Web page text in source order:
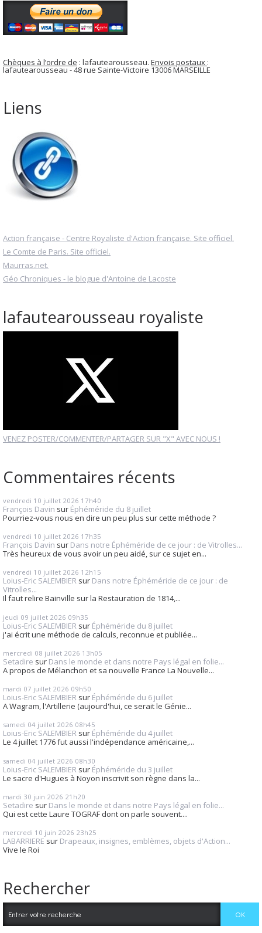
Chèques à l’ordre de : lafautearousseau. Envois postaux :
lafautearousseau - 48 rue Sainte-Victoire 13006 MARSEILLE
Liens
Action française - Centre Royaliste d'Action française. Site officiel.
Le Comte de Paris. Site officiel.
Maurras.net.
Géo Chroniques - le blogue d'Antoine de Lacoste
lafautearousseau royaliste
VENEZ POSTER/COMMENTER/PARTAGER SUR "X" AVEC NOUS !
Commentaires récents
vendredi 10 juillet 2026 17h40
François Davin sur Éphéméride du 8 juillet
Pourriez-vous nous en dire un peu plus sur cette méthode ?
vendredi 10 juillet 2026 17h35
François Davin sur Dans notre Éphéméride de ce jour : de Vitrolles...
Très heureux de vous avoir un peu aidé, sur ce sujet en...
vendredi 10 juillet 2026 12h15
Loius-Eric SALEMBIER sur Dans notre Éphéméride de ce jour : de
Vitrolles...
Il faut relire Bainville sur la Restauration de 1814,...
jeudi 09 juillet 2026 09h35
Loius-Eric SALEMBIER sur Éphéméride du 8 juillet
j'ai écrit une méthode de calculs, reconnue et publiée...
mercredi 08 juillet 2026 13h05
Setadire sur Dans le monde et dans notre Pays légal en folie...
A propos de Mélanchon et sa nouvelle France La Nouvelle...
mardi 07 juillet 2026 09h50
Loius-Eric SALEMBIER sur Éphéméride du 6 juillet
A Wagram, l'Artillerie (aujourd'hui, ce serait le Génie...
samedi 04 juillet 2026 08h45
Loius-Eric SALEMBIER sur Éphéméride du 4 juillet
Le 4 juillet 1776 fut aussi l'indépendance américaine,...
samedi 04 juillet 2026 08h30
Loius-Eric SALEMBIER sur Éphéméride du 3 juillet
Le sacre d'Hugues à Noyon inscrivit son règne dans la...
mardi 30 juin 2026 21h20
Setadire sur Dans le monde et dans notre Pays légal en folie...
Qui est cette Laure TOGRAF dont on parle souvent....
mercredi 10 juin 2026 23h25
LABARRIERE sur Drapeaux, insignes, emblèmes, objets d'Action...
Vive le Roi
Rechercher